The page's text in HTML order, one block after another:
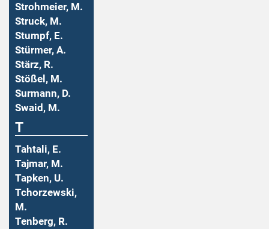
Strohmeier, M.
Struck, M.
Stumpf, E.
Stürmer, A.
Stärz, R.
Stößel, M.
Surmann, D.
Swaid, M.
T
Tahtali, E.
Tajmar, M.
Tapken, U.
Tchorzewski,
M.
Tenberg, R.